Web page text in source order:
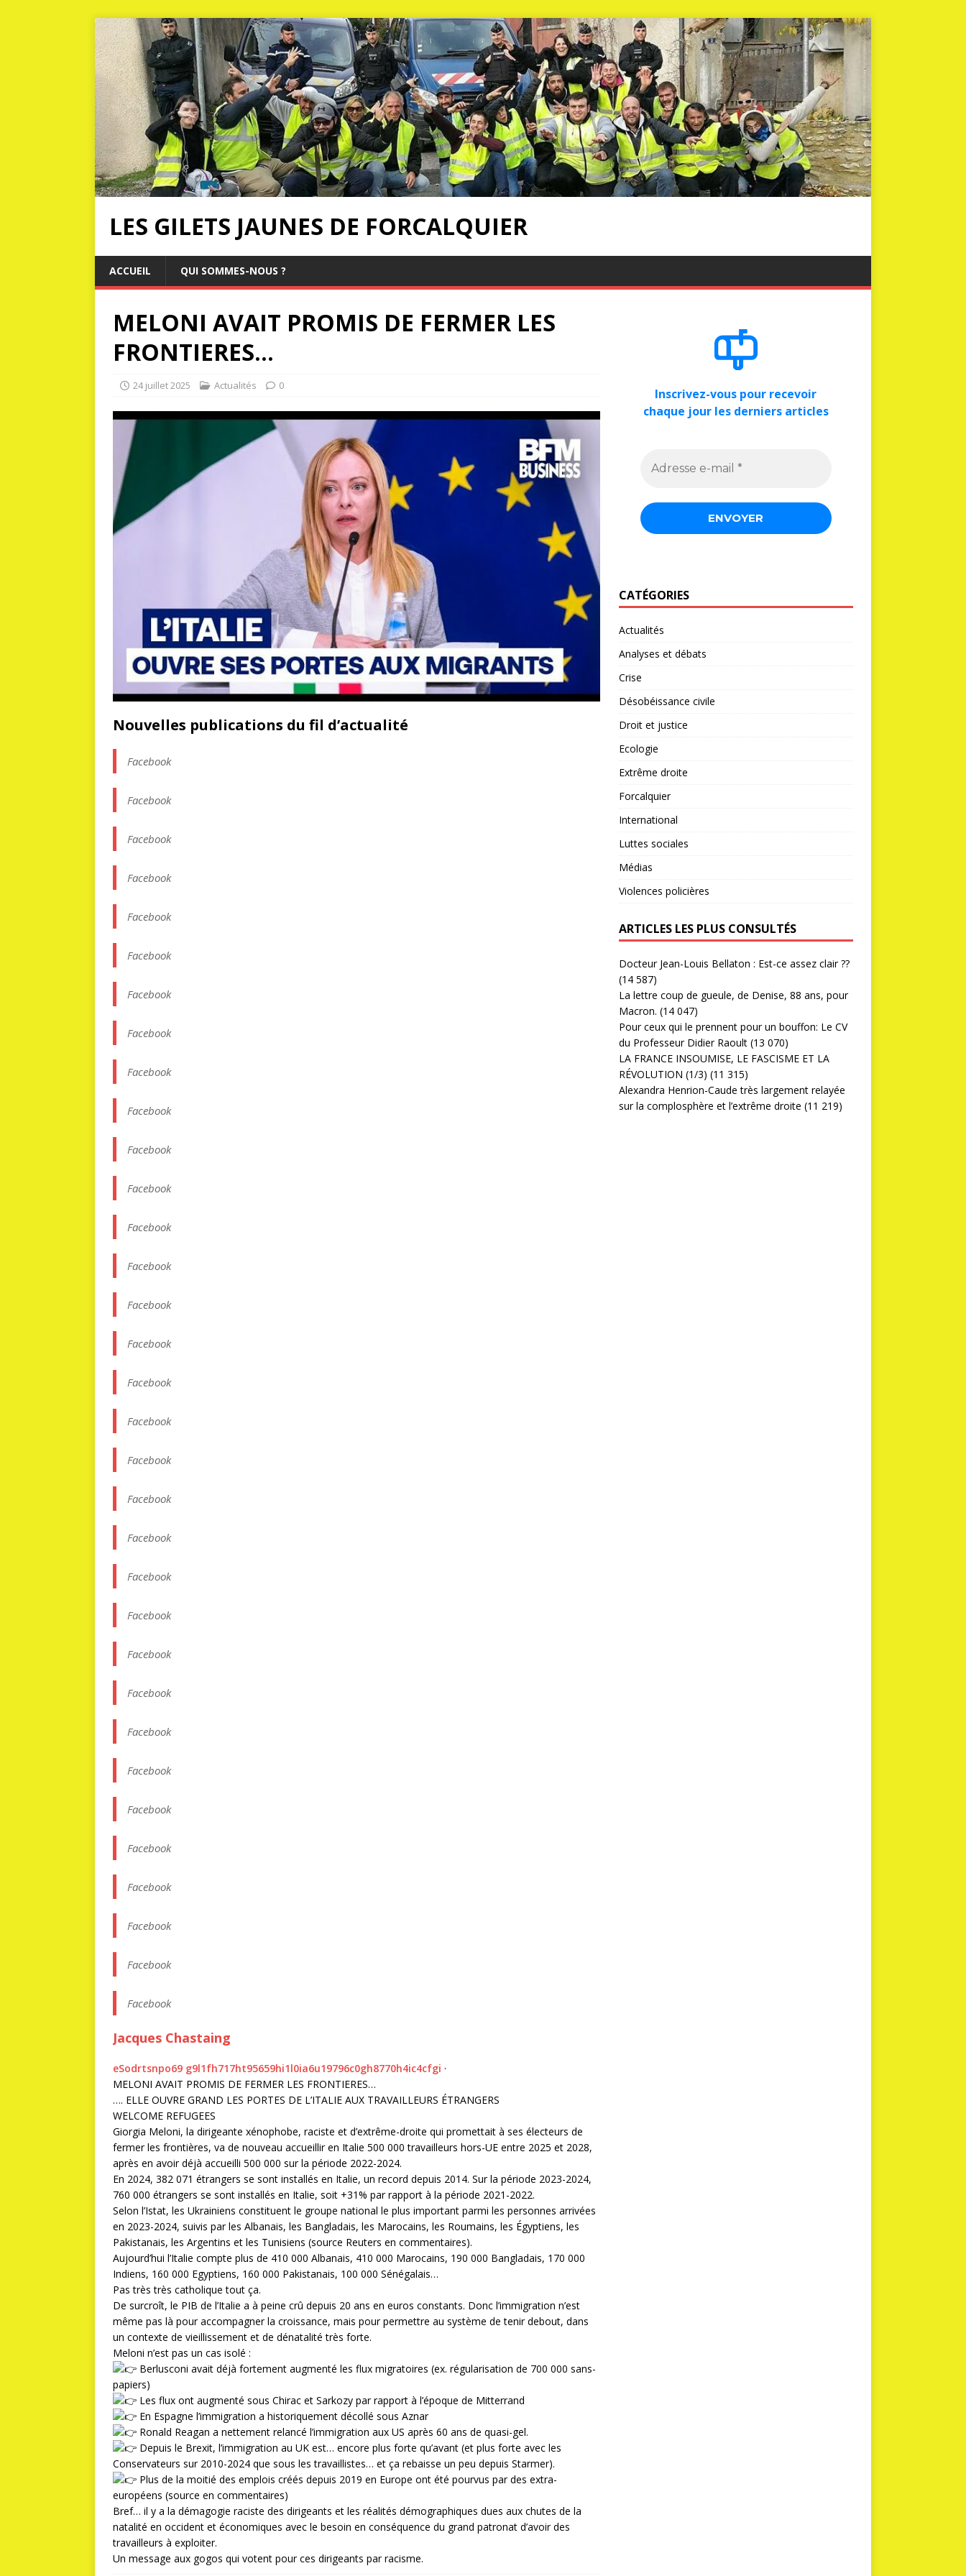
LES GILETS JAUNES DE FORCALQUIER
ACCUEIL QUI SOMMES-NOUS ?
MELONI AVAIT PROMIS DE FERMER LES
FRONTIERES…
24 juillet 2025 Actualités 0
Nouvelles publications du fil d’actualité
Facebook
Facebook
Facebook
Facebook
Facebook
Facebook
Facebook
Facebook
Facebook
Facebook
Facebook
Facebook
Facebook
Facebook
Facebook
Facebook
Facebook
Facebook
Facebook
Facebook
Facebook
Facebook
Facebook
Facebook
Facebook
Facebook
Facebook
Facebook
Facebook
Facebook
Facebook
Facebook
Facebook
Jacques Chastaing
eSodrtsnpo69 g9l1fh717ht95659hi1l0ia6u19796c0gh8770h4ic4cfgi ·
MELONI AVAIT PROMIS DE FERMER LES FRONTIERES…
…. ELLE OUVRE GRAND LES PORTES DE L’ITALIE AUX TRAVAILLEURS ÉTRANGERS
WELCOME REFUGEES
Giorgia Meloni, la dirigeante xénophobe, raciste et d’extrême-droite qui promettait à ses électeurs de
fermer les frontières, va de nouveau accueillir en Italie 500 000 travailleurs hors-UE entre 2025 et 2028,
après en avoir déjà accueilli 500 000 sur la période 2022-2024.
En 2024, 382 071 étrangers se sont installés en Italie, un record depuis 2014. Sur la période 2023-2024,
760 000 étrangers se sont installés en Italie, soit +31% par rapport à la période 2021-2022.
Selon l’Istat, les Ukrainiens constituent le groupe national le plus important parmi les personnes arrivées
en 2023-2024, suivis par les Albanais, les Bangladais, les Marocains, les Roumains, les Égyptiens, les
Pakistanais, les Argentins et les Tunisiens (source Reuters en commentaires).
Aujourd’hui l’Italie compte plus de 410 000 Albanais, 410 000 Marocains, 190 000 Bangladais, 170 000
Indiens, 160 000 Egyptiens, 160 000 Pakistanais, 100 000 Sénégalais…
Pas très très catholique tout ça.
De surcroît, le PIB de l’Italie a à peine crû depuis 20 ans en euros constants. Donc l’immigration n’est
même pas là pour accompagner la croissance, mais pour permettre au système de tenir debout, dans
un contexte de vieillissement et de dénatalité très forte.
Meloni n’est pas un cas isolé :
Berlusconi avait déjà fortement augmenté les flux migratoires (ex. régularisation de 700 000 sans-
papiers)
Les flux ont augmenté sous Chirac et Sarkozy par rapport à l’époque de Mitterrand
En Espagne l’immigration a historiquement décollé sous Aznar
Ronald Reagan a nettement relancé l’immigration aux US après 60 ans de quasi-gel.
Depuis le Brexit, l’immigration au UK est… encore plus forte qu’avant (et plus forte avec les
Conservateurs sur 2010-2024 que sous les travaillistes… et ça rebaisse un peu depuis Starmer).
Plus de la moitié des emplois créés depuis 2019 en Europe ont été pourvus par des extra-
européens (source en commentaires)
Bref… il y a la démagogie raciste des dirigeants et les réalités démographiques dues aux chutes de la
natalité en occident et économiques avec le besoin en conséquence du grand patronat d’avoir des
travailleurs à exploiter.
Un message aux gogos qui votent pour ces dirigeants par racisme.
Inscrivez-vous pour recevoir
chaque jour les derniers articles
CATÉGORIES
Actualités
Analyses et débats
Crise
Désobéissance civile
Droit et justice
Ecologie
Extrême droite
Forcalquier
International
Luttes sociales
Médias
Violences policières
ARTICLES LES PLUS CONSULTÉS
Docteur Jean-Louis Bellaton : Est-ce assez clair ??
(14 587)
La lettre coup de gueule, de Denise, 88 ans, pour
Macron. (14 047)
Pour ceux qui le prennent pour un bouffon: Le CV
du Professeur Didier Raoult (13 070)
LA FRANCE INSOUMISE, LE FASCISME ET LA
RÉVOLUTION (1/3) (11 315)
Alexandra Henrion-Caude très largement relayée
sur la complosphère et l’extrême droite (11 219)